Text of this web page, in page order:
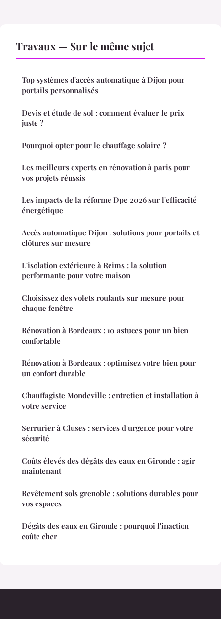
Travaux — Sur le même sujet
Top systèmes d'accès automatique à Dijon pour
portails personnalisés
Devis et étude de sol : comment évaluer le prix
juste ?
Pourquoi opter pour le chauffage solaire ?
Les meilleurs experts en rénovation à paris pour
vos projets réussis
Les impacts de la réforme Dpe 2026 sur l'efficacité
énergétique
Accès automatique Dijon : solutions pour portails et
clôtures sur mesure
L'isolation extérieure à Reims : la solution
performante pour votre maison
Choisissez des volets roulants sur mesure pour
chaque fenêtre
Rénovation à Bordeaux : 10 astuces pour un bien
confortable
Rénovation à Bordeaux : optimisez votre bien pour
un confort durable
Chauffagiste Mondeville : entretien et installation à
votre service
Serrurier à Cluses : services d'urgence pour votre
sécurité
Coûts élevés des dégâts des eaux en Gironde : agir
maintenant
Revêtement sols grenoble : solutions durables pour
vos espaces
Dégâts des eaux en Gironde : pourquoi l'inaction
coûte cher